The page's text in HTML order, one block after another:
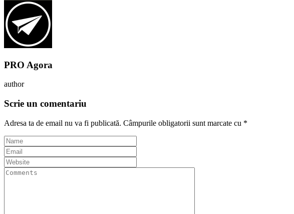
PRO Agora
author
Scrie un comentariu
Adresa ta de email nu va fi publicată. Câmpurile obligatorii sunt marcate cu *